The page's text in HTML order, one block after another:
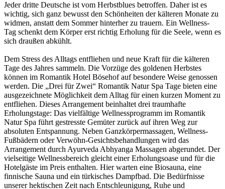
Jeder dritte Deutsche ist vom Herbstblues betroffen. Daher ist es
wichtig, sich ganz bewusst den Schönheiten der kälteren Monate zu
widmen, anstatt dem Sommer hinterher zu trauern. Ein Wellness-
Tag schenkt dem Körper erst richtig Erholung für die Seele, wenn es
sich draußen abkühlt.
Dem Stress des Alltags entfliehen und neue Kraft für die kälteren
Tage des Jahres sammeln. Die Vorzüge des goldenen Herbstes
können im Romantik Hotel Bösehof auf besondere Weise genossen
werden. Die „Drei für Zwei“ Romantik Natur Spa Tage bieten eine
ausgezeichnete Möglichkeit dem Alltag für einen kurzen Moment zu
entfliehen. Dieses Arrangement beinhaltet drei traumhafte
Erholungstage: Das vielfältige Wellnessprogramm im Romantik
Natur Spa führt gestresste Gemüter zurück auf ihren Weg zur
absoluten Entspannung. Neben Ganzkörpermassagen, Wellness-
Fußbädern oder Verwöhn-Gesichtsbehandlungen wird das
Arrangement durch Ayurveda Abhyanga Massagen abgerundet. Der
vielseitige Wellnessbereich gleicht einer Erholungsoase und für die
Hotelgäste im Preis enthalten. Hier warten eine Biosauna, eine
finnische Sauna und ein türkisches Dampfbad. Die Bedürfnisse
unserer hektischen Zeit nach Entschleunigung, Ruhe und